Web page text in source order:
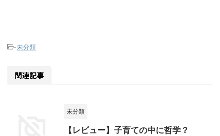
-未分類
関連記事
未分類
【レビュー】子育ての中に哲学？